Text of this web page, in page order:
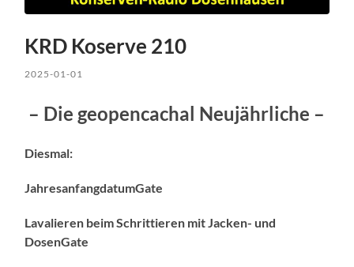
KRD Koserve 210
2025-01-01
– Die geopencachal Neujährliche –
Diesmal:
JahresanfangdatumGate
Lavalieren beim Schrittieren mit Jacken- und
DosenGate